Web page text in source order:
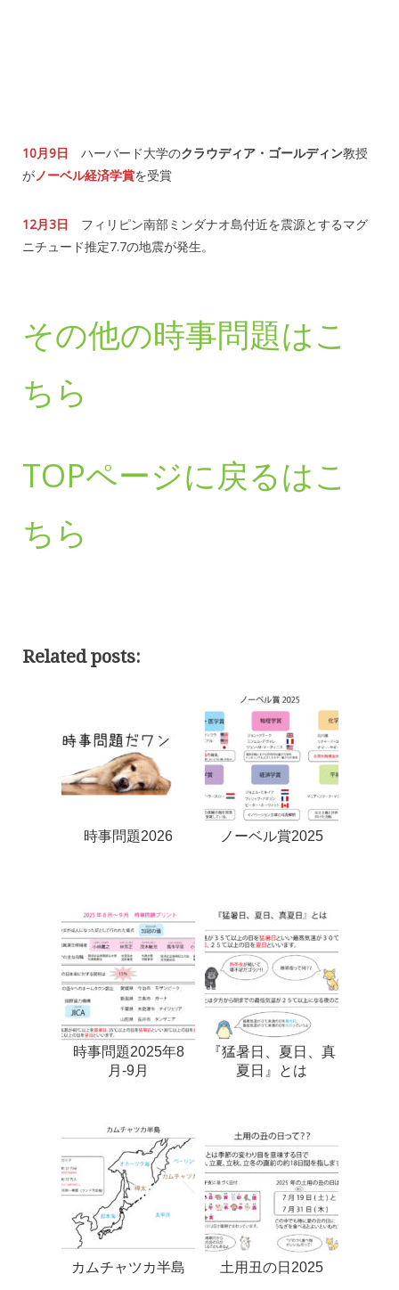
10月9日 ハーバード大学のクラウディア・ゴールディン教授
がノーベル経済学賞を受賞
12月3日
フィリピン南部ミンダナオ島付近を震源とするマグ
ニチュード推定7.7の地震が発生。
その他の時事問題はこ
ちら
TOPページに戻るはこ
ちら
Related posts:
時事問題2026 ノーベル賞2025
時事問題2025年8
月-9月
『猛暑日、夏日、真
夏日』とは
カムチャツカ半島 土用丑の日2025